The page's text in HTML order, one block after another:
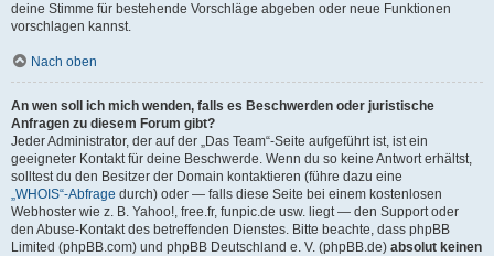
deine Stimme für bestehende Vorschläge abgeben oder neue Funktionen
vorschlagen kannst.
Nach oben
An wen soll ich mich wenden, falls es Beschwerden oder juristische
Anfragen zu diesem Forum gibt?
Jeder Administrator, der auf der „Das Team“-Seite aufgeführt ist, ist ein
geeigneter Kontakt für deine Beschwerde. Wenn du so keine Antwort erhältst,
solltest du den Besitzer der Domain kontaktieren (führe dazu eine
„WHOIS“-Abfrage durch) oder — falls diese Seite bei einem kostenlosen
Webhoster wie z. B. Yahoo!, free.fr, funpic.de usw. liegt — den Support oder
den Abuse-Kontakt des betreffenden Dienstes. Bitte beachte, dass phpBB
Limited (phpBB.com) und phpBB Deutschland e. V. (phpBB.de) absolut keinen